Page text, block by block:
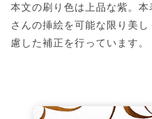
本文の刷り色は上品な紫。
さんの挿絵を可能な限り美
慮した補正を行っています。